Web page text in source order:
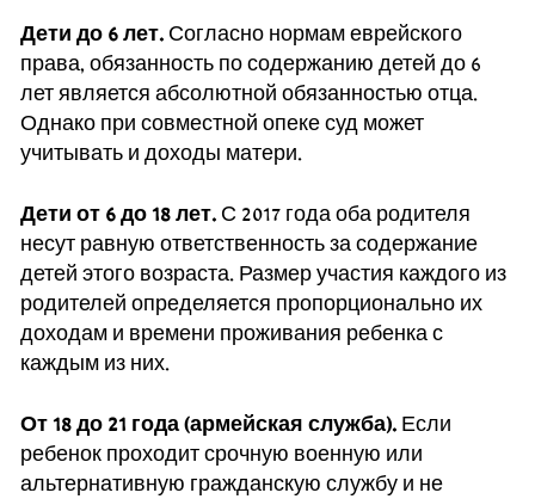
Дети до 6 лет. Согласно нормам еврейского
права, обязанность по содержанию детей до 6
лет является абсолютной обязанностью отца.
Однако при совместной опеке суд может
учитывать и доходы матери.
Дети от 6 до 18 лет. С 2017 года оба родителя
несут равную ответственность за содержание
детей этого возраста. Размер участия каждого из
родителей определяется пропорционально их
доходам и времени проживания ребенка с
каждым из них.
От 18 до 21 года (армейская служба). Если
ребенок проходит срочную военную или
альтернативную гражданскую службу и не